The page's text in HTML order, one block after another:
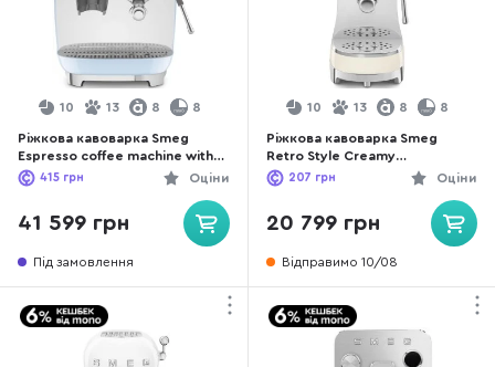
10 13 8 8
Ріжкова кавоварка Smeg
Espresso coffee machine with
grinder Pastel blue
(EGF03PBEU)
Оціни
415 грн
41 599 грн
Під замовлення
10 13 8 8
Ріжкова кавоварка Smeg
Retro Style Creamy
(ECF02CREU)
Оціни
207 грн
20 799 грн
Відправимо 10/08